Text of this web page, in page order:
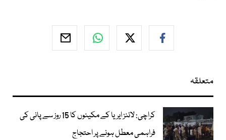
متعلقہ
کراچی: لائنز ایریا کے مکینوں کا 15 روز سے پانی کی
فراہمی معطل ہونے پر احتجاج